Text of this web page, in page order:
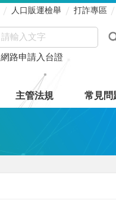
人口販運檢舉 打詐專區
網路申請入台證
主管法規 常見問